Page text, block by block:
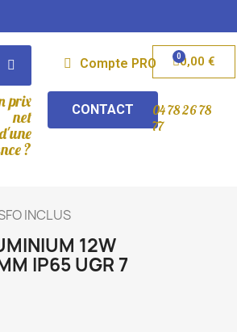
prix
net
?
Compte PRO
CONTACT
0,00 €
04 78 26 78
77
INCLUS
12W
IP65 UGR 7